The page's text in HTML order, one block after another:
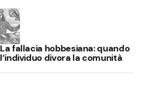
La fallacia hobbesiana: quando
l’individuo divora la comunità